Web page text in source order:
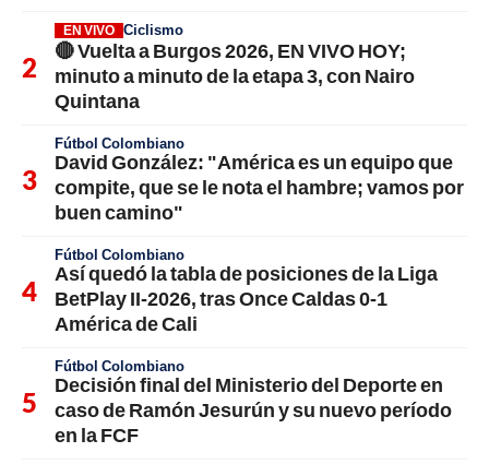
EN VIVO Ciclismo
🔴 Vuelta a Burgos 2026, EN VIVO HOY;
minuto a minuto de la etapa 3, con Nairo
Quintana
Fútbol Colombiano
David González: "América es un equipo que
compite, que se le nota el hambre; vamos por
buen camino"
Fútbol Colombiano
Así quedó la tabla de posiciones de la Liga
BetPlay II-2026, tras Once Caldas 0-1
América de Cali
Fútbol Colombiano
Decisión final del Ministerio del Deporte en
caso de Ramón Jesurún y su nuevo período
en la FCF